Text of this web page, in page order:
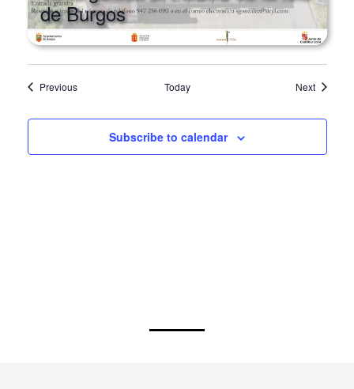
de Burgos
PreviousEvents Today NextEvents
Subscribe to calendar